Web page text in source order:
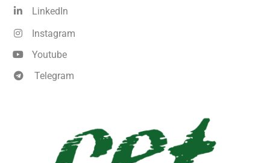
LinkedIn
Instagram
Youtube
Telegram